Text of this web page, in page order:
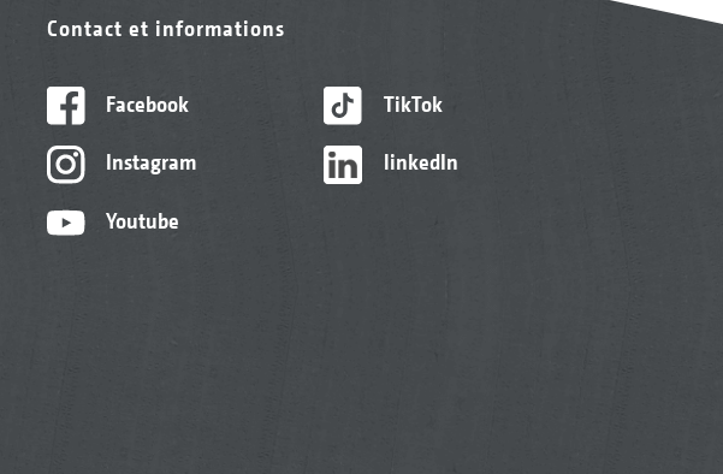
Répartition optimale des masses grâce à
Contact et informations
Facebook
Instagram
Youtube
TikTok
linkedIn